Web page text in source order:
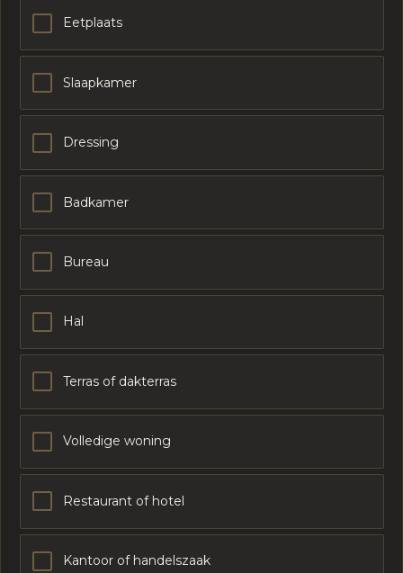
Eetplaats
Slaapkamer
Dressing
Badkamer
Bureau
Hal
Terras of dakterras
Volledige woning
Restaurant of hotel
Kantoor of handelszaak